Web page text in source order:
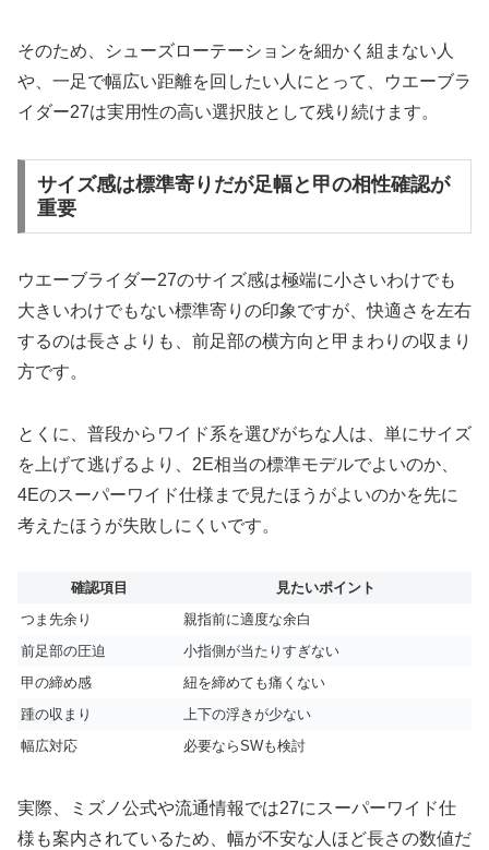
そのため、シューズローテーションを細かく組まない人
や、一足で幅広い距離を回したい人にとって、ウエーブラ
イダー27は実用性の高い選択肢として残り続けます。
サイズ感は標準寄りだが足幅と甲の相性確認が
重要
ウエーブライダー27のサイズ感は極端に小さいわけでも
大きいわけでもない標準寄りの印象ですが、快適さを左右
するのは長さよりも、前足部の横方向と甲まわりの収まり
方です。
とくに、普段からワイド系を選びがちな人は、単にサイズ
を上げて逃げるより、2E相当の標準モデルでよいのか、
4Eのスーパーワイド仕様まで見たほうがよいのかを先に
考えたほうが失敗しにくいです。
確認項目
見たいポイント
つま先余り
親指前に適度な余白
前足部の圧迫
小指側が当たりすぎない
甲の締め感
紐を締めても痛くない
踵の収まり
上下の浮きが少ない
幅広対応
必要ならSWも検討
実際、ミズノ公式や流通情報では27にスーパーワイド仕
様も案内されているため、幅が不安な人ほど長さの数値だ